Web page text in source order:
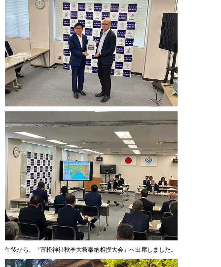
午後から、「富松神社秋季大祭奉納相撲大会」へ出席しました。